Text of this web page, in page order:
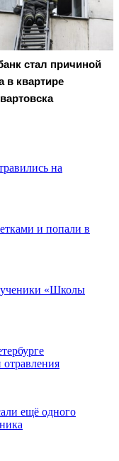
стал причиной
в квартире
на
и попали в
ученики «Школы
ещё одного